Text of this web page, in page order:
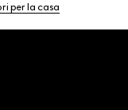
per la casa